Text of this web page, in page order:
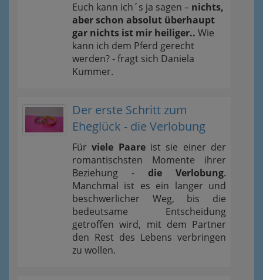
Euch kann ich´s ja sagen – nichts,
aber schon absolut überhaupt
gar nichts ist mir heiliger.. Wie
kann ich dem Pferd gerecht
werden? - fragt sich Daniela
Kummer.
Der erste Schritt zum
Eheglück - die Verlobung
Fürviele Paareist sie einer der
romantischsten Momente ihrer
Beziehung - die Verlobung.
Manchmal ist es ein langer und
beschwerlicher Weg, bis die
bedeutsame Entscheidung
getroffen wird, mit dem Partner
den Rest des Lebens verbringen
zu wollen.